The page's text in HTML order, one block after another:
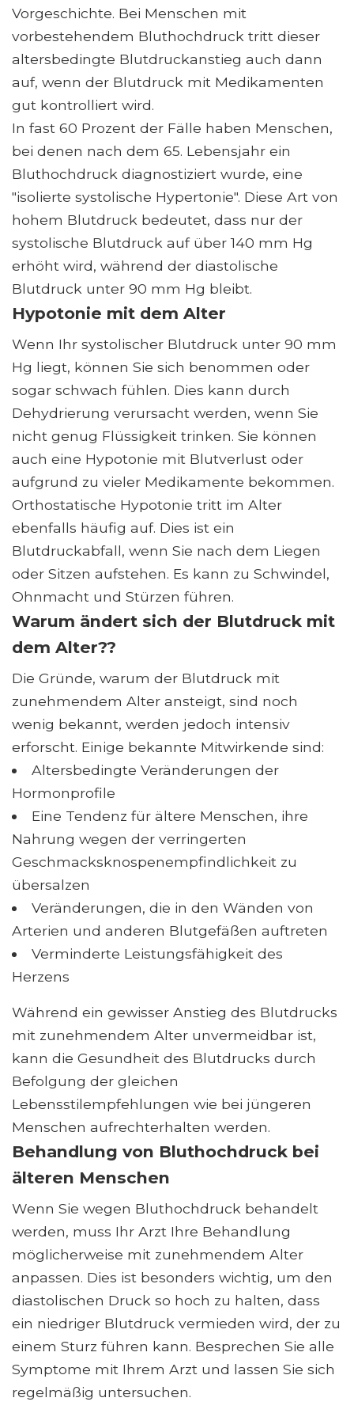
Vorgeschichte. Bei Menschen mit
vorbestehendem Bluthochdruck tritt dieser
altersbedingte Blutdruckanstieg auch dann
auf, wenn der Blutdruck mit Medikamenten
gut kontrolliert wird.
In fast 60 Prozent der Fälle haben Menschen,
bei denen nach dem 65. Lebensjahr ein
Bluthochdruck diagnostiziert wurde, eine
"isolierte systolische Hypertonie". Diese Art von
hohem Blutdruck bedeutet, dass nur der
systolische Blutdruck auf über 140 mm Hg
erhöht wird, während der diastolische
Blutdruck unter 90 mm Hg bleibt.
Hypotonie mit dem Alter
Wenn Ihr systolischer Blutdruck unter 90 mm
Hg liegt, können Sie sich benommen oder
sogar schwach fühlen. Dies kann durch
Dehydrierung verursacht werden, wenn Sie
nicht genug Flüssigkeit trinken. Sie können
auch eine Hypotonie mit Blutverlust oder
aufgrund zu vieler Medikamente bekommen.
Orthostatische Hypotonie tritt im Alter
ebenfalls häufig auf. Dies ist ein
Blutdruckabfall, wenn Sie nach dem Liegen
oder Sitzen aufstehen. Es kann zu Schwindel,
Ohnmacht und Stürzen führen.
Warum ändert sich der Blutdruck mit
dem Alter??
Die Gründe, warum der Blutdruck mit
zunehmendem Alter ansteigt, sind noch
wenig bekannt, werden jedoch intensiv
erforscht. Einige bekannte Mitwirkende sind:
Altersbedingte Veränderungen der
Hormonprofile
Eine Tendenz für ältere Menschen, ihre
Nahrung wegen der verringerten
Geschmacksknospenempfindlichkeit zu
übersalzen
Veränderungen, die in den Wänden von
Arterien und anderen Blutgefäßen auftreten
Verminderte Leistungsfähigkeit des
Herzens
Während ein gewisser Anstieg des Blutdrucks
mit zunehmendem Alter unvermeidbar ist,
kann die Gesundheit des Blutdrucks durch
Befolgung der gleichen
Lebensstilempfehlungen wie bei jüngeren
Menschen aufrechterhalten werden.
Behandlung von Bluthochdruck bei
älteren Menschen
Wenn Sie wegen Bluthochdruck behandelt
werden, muss Ihr Arzt Ihre Behandlung
möglicherweise mit zunehmendem Alter
anpassen. Dies ist besonders wichtig, um den
diastolischen Druck so hoch zu halten, dass
ein niedriger Blutdruck vermieden wird, der zu
einem Sturz führen kann. Besprechen Sie alle
Symptome mit Ihrem Arzt und lassen Sie sich
regelmäßig untersuchen.